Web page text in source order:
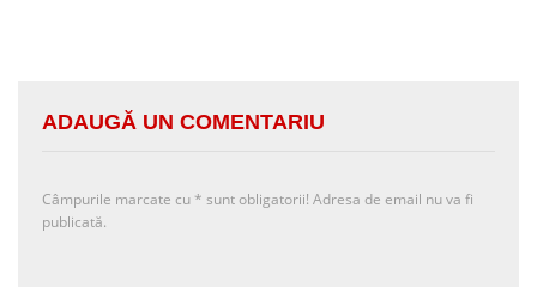
ADAUGĂ UN COMENTARIU
Câmpurile marcate cu * sunt obligatorii! Adresa de email nu va fi
publicată.